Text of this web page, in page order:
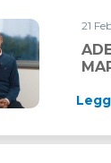
21